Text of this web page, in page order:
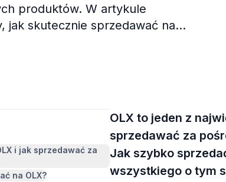
produktów. W artykule
jak skutecznie sprzedawać na
i jak sprzedawać za
na OLX?
OLX to jeden z
sprzedawać za
Jak szybko
wszystkiego o tym